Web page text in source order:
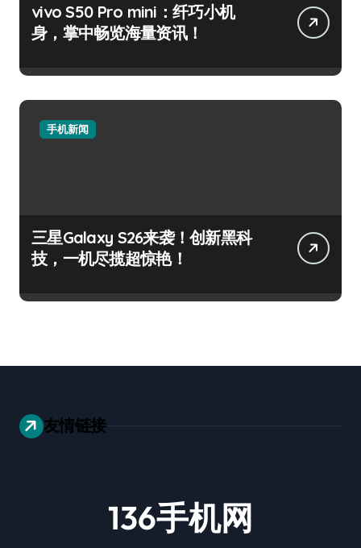
vivo S50 Pro mini：纤巧小机
身，掌中畅览海量资讯！
手机新闻
三星Galaxy S26来袭！创新黑科
技，一机尽揽超惊艳！
友情链接
136手机网